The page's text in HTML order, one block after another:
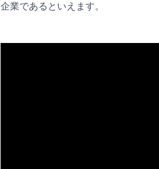
企業であるといえます。